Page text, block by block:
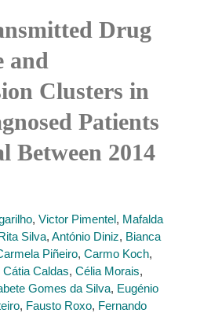
Drug
and
Clusters in
Patients
Between 2014
, Victor Pimentel, Mafalda
Silva, António Diniz, Bianca
Piñeiro, Carmo Koch,
Cátia Caldas, Célia Morais,
Gomes da Silva, Eugénio
, Fausto Roxo, Fernando